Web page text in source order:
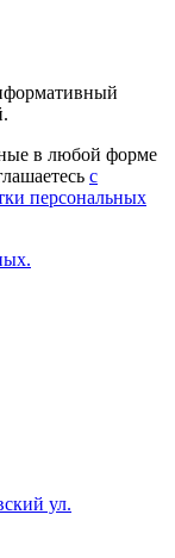
в любой форме
с
персональных
ул.